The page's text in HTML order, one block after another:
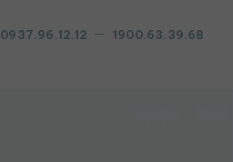
0937.96.12.12 1900.63.39.68